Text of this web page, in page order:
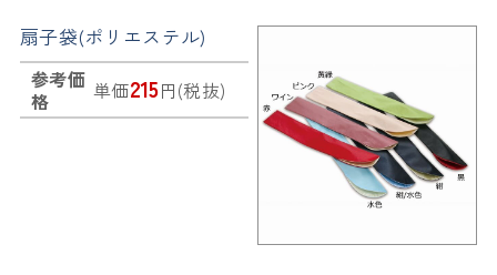
扇子袋(ポリエステル)
参考価
格
単価215円(税抜)